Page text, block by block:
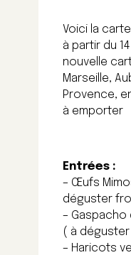
Voici la
à partir du
nouvelle
Marseille,
Provence,
à emporter
Entrées :
– Œufs
déguster
–
( à
– Haricots